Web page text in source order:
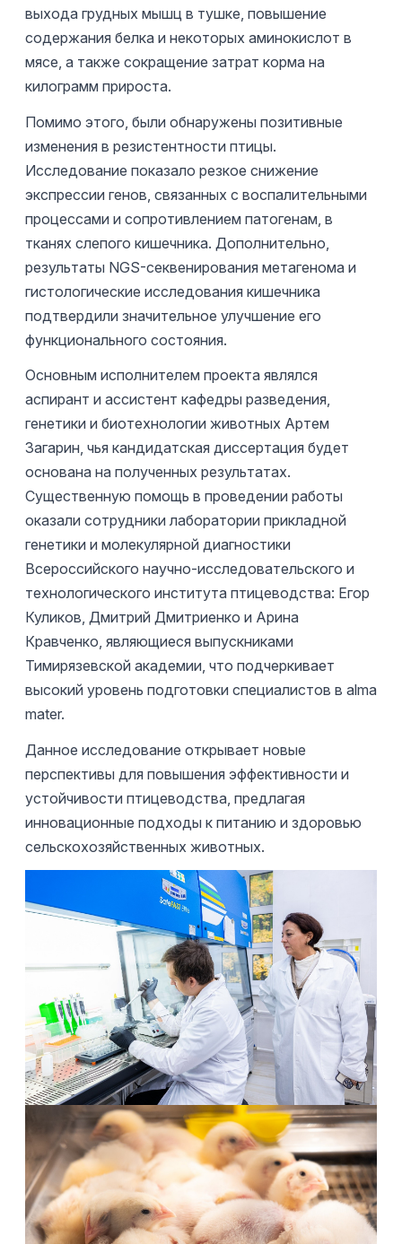
выхода грудных мышц в тушке, повышение
содержания белка и некоторых аминокислот в
мясе, а также сокращение затрат корма на
килограмм прироста.
Помимо этого, были обнаружены позитивные
изменения в резистентности птицы.
Исследование показало резкое снижение
экспрессии генов, связанных с воспалительными
процессами и сопротивлением патогенам, в
тканях слепого кишечника. Дополнительно,
результаты NGS-секвенирования метагенома и
гистологические исследования кишечника
подтвердили значительное улучшение его
функционального состояния.
Основным исполнителем проекта являлся
аспирант и ассистент кафедры разведения,
генетики и биотехнологии животных Артем
Загарин, чья кандидатская диссертация будет
основана на полученных результатах.
Существенную помощь в проведении работы
оказали сотрудники лаборатории прикладной
генетики и молекулярной диагностики
Всероссийского научно-исследовательского и
технологического института птицеводства: Егор
Куликов, Дмитрий Дмитриенко и Арина
Кравченко, являющиеся выпускниками
Тимирязевской академии, что подчеркивает
высокий уровень подготовки специалистов в alma
mater.
Данное исследование открывает новые
перспективы для повышения эффективности и
устойчивости птицеводства, предлагая
инновационные подходы к питанию и здоровью
сельскохозяйственных животных.